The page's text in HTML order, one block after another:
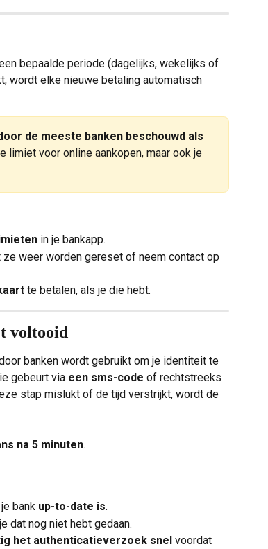
bepaalde periode (dagelijks, wekelijks of
wordt elke nieuwe betaling automatisch
de meeste banken beschouwd als
limiet voor online aankopen, maar ook je
in je bankapp.
weer worden gereset of neem contact op
te betalen, als je die hebt.
voltooid
banken wordt gebruikt om je identiteit te
gebeurt via een sms-code of rechtstreeks
stap mislukt of de tijd verstrijkt, wordt de
na 5 minuten.
bank up-to-date is.
dat nog niet hebt gedaan.
het authenticatieverzoek snel voordat